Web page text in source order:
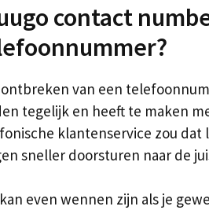
contact
van een
tegelijk en heeft te maken
klantenservice zou dat
sneller doorsturen naar de
even wennen zijn als je